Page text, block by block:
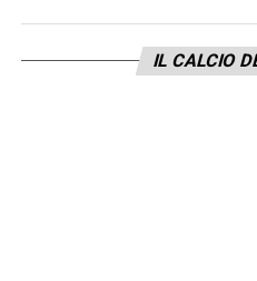
LA PLAYLIST DELLE
IL CALCIO